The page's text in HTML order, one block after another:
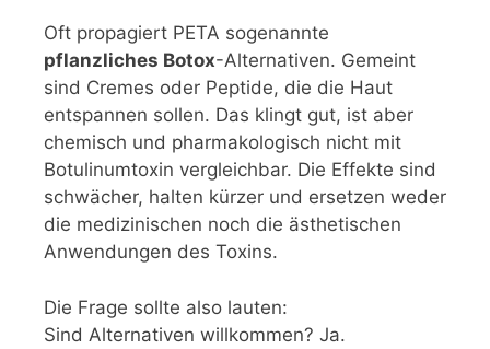
Oft propagiert PETA sogenannte
pflanzliches Botox-Alternativen. Gemeint
sind Cremes oder Peptide, die die Haut
entspannen sollen. Das klingt gut, ist aber
chemisch und pharmakologisch nicht mit
Botulinumtoxin vergleichbar. Die Effekte sind
schwächer, halten kürzer und ersetzen weder
die medizinischen noch die ästhetischen
Anwendungen des Toxins.
Die Frage sollte also lauten:
Sind Alternativen willkommen? Ja.